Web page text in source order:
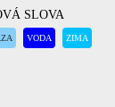
SLOVA
VODA ZIMA